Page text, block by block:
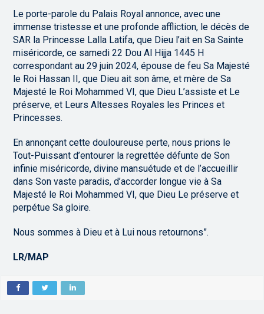
Le porte-parole du Palais Royal annonce, avec une
immense tristesse et une profonde affliction, le décès de
SAR la Princesse Lalla Latifa, que Dieu l’ait en Sa Sainte
miséricorde, ce samedi 22 Dou Al Hijja 1445 H
correspondant au 29 juin 2024, épouse de feu Sa Majesté
le Roi Hassan II, que Dieu ait son âme, et mère de Sa
Majesté le Roi Mohammed VI, que Dieu L’assiste et Le
préserve, et Leurs Altesses Royales les Princes et
Princesses.
En annonçant cette douloureuse perte, nous prions le
Tout-Puissant d’entourer la regrettée défunte de Son
infinie miséricorde, divine mansuétude et de l’accueillir
dans Son vaste paradis, d’accorder longue vie à Sa
Majesté le Roi Mohammed VI, que Dieu Le préserve et
perpétue Sa gloire.
Nous sommes à Dieu et à Lui nous retournons”.
LR/MAP